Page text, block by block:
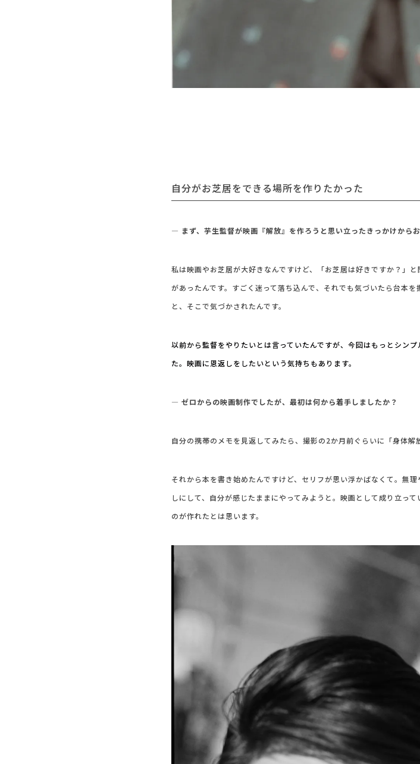
自分がお芝居をできる場所を作りたかった
― まず、芋生監督が映画『解放』を作ろうと思い立ったきっかけからお
私は映画やお芝居が大好きなんですけど、「お芝居は好きですか？」
があったんです。すごく迷って落ち込んで、それでも気づいたら台本
と、そこで気づかされたんです。
以前から監督をやりたいとは言っていたんですが、今回はもっとシン
た。映画に恩返しをしたいという気持ちもあります。
― ゼロからの映画制作でしたが、最初は何から着手しましたか？
自分の携帯のメモを見返してみたら、撮影の2か月前ぐらいに「身体解
それから本を書き始めたんですけど、セリフが思い浮かばなくて。無
しにして、自分が感じたままにやってみようと。映画として成り立っ
のが作れたとは思います。